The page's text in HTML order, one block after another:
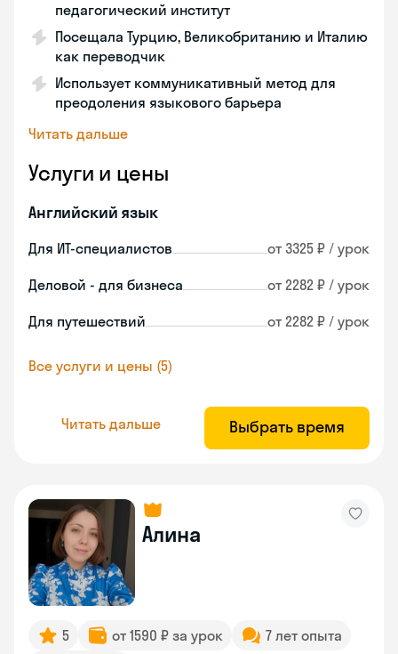
педагогический институт
Посещала Турцию, Великобританию и Италию
как переводчик
Использует коммуникативный метод для
преодоления языкового барьера
Читать дальше
Услуги и цены
Английский язык
Для ИТ-специалистов от 3325 ₽ / урок
Деловой - для бизнеса от 2282 ₽ / урок
Для путешествий от 2282 ₽ / урок
Все услуги и цены (5)
Читать дальше Выбрать время
Алина
5 от 1590 ₽ за урок 7 лет опыта